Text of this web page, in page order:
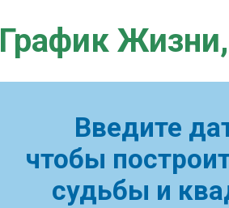
График Жизни,
Введите
чтобы
судьбы и